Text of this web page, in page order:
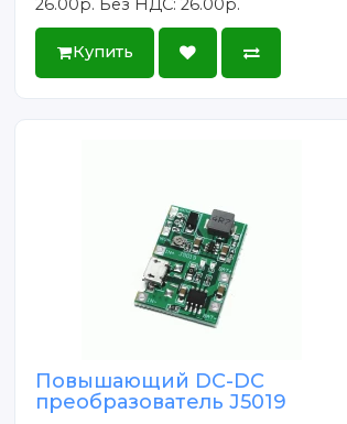
26.00р. Без НДС: 26.00р.
Купить
Повышающий DC-DC
преобразователь J5019